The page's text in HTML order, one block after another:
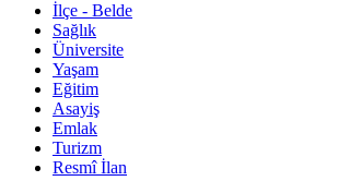
İlçe - Belde
Sağlık
Üniversite
Yaşam
Eğitim
Asayiş
Emlak
Turizm
Resmî İlan